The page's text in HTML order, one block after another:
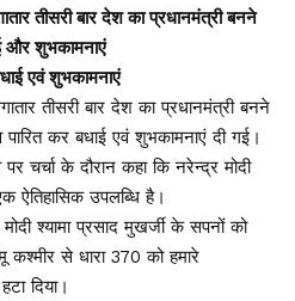
तीसरी बार देश का प्रधानमंत्री बनने
और शुभकामनाएं
एवं शुभकामनाएं
तीसरी बार देश का प्रधानमंत्री बनने
पारित कर बधाई एवं शुभकामनाएं दी गई।
चर्चा के दौरान कहा कि नरेन्द्र मोदी
ऐतिहासिक उपलब्धि है।
श्यामा प्रसाद मुखर्जी के सपनों को
से धारा 370 को हमारे
दिया।